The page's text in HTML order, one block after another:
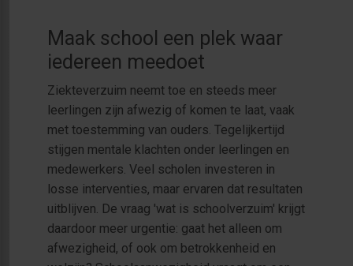
Maak school een plek waar
iedereen meedoet
Ziekteverzuim neemt toe en steeds meer
leerlingen zijn afwezig of komen te laat, vaak
met toestemming van ouders. Tegelijkertijd
stijgen mentale klachten onder leerlingen en
medewerkers. Veel scholen investeren in
losse interventies, maar ervaren dat resultaten
uitblijven. De vraag 'wat is schoolverzuim' krijgt
daardoor meer urgentie: gaat het alleen om
afwezigheid, of ook om betrokkenheid en